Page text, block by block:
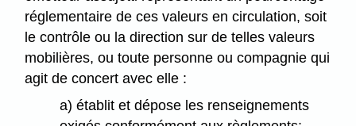
réglementaire de ces valeurs en circulation, soit
le contrôle ou la direction sur de telles valeurs
mobilières, ou toute personne ou compagnie qui
agit de concert avec elle :
a) établit et dépose les renseignements